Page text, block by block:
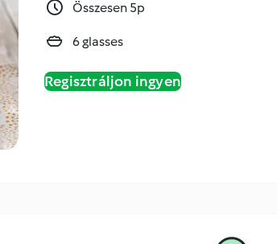
Összesen 5p
6 glasses
Regisztráljon ingyen